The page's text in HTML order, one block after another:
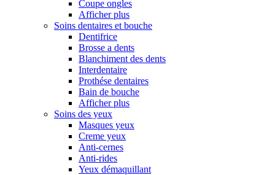
Coupe ongles
Afficher plus
Soins dentaires et bouche
Dentifrice
Brosse a dents
Blanchiment des dents
Interdentaire
Prothése dentaires
Bain de bouche
Afficher plus
Soins des yeux
Masques yeux
Creme yeux
Anti-cernes
Anti-rides
Yeux démaquillant